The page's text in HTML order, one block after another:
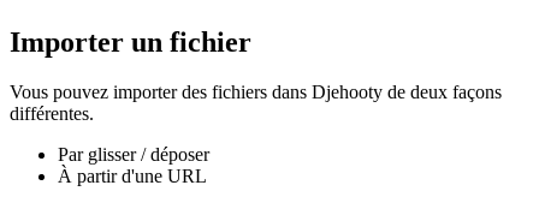
Importer un fichier
Vous pouvez importer des fichiers dans Djehooty de deux façons
différentes.
Par glisser / déposer
À partir d'une URL